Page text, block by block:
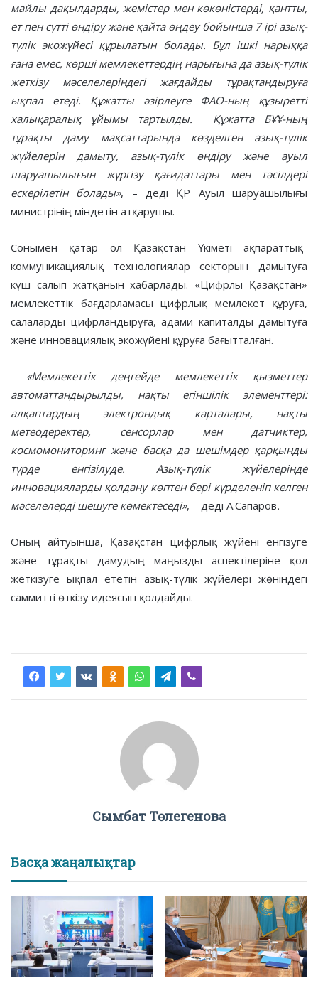
майлы дақылдарды, жемістер мен көкөністерді, қантты,
ет пен сүтті өндіру және қайта өңдеу бойынша 7 ірі азық-
түлік экожүйесі құрылатын болады. Бұл ішкі нарыққа
ғана емес, көрші мемлекеттердің нарығына да азық-түлік
жеткізу мәселелеріндегі жағдайды тұрақтандыруға
ықпал етеді.
Құжатты әзірлеуге ФАО-ның құзыретті
халықаралық ұйымы тартылды. Құжатта БҰҰ-ның
тұрақты даму мақсаттарында көзделген азық-түлік
жүйелерін дамыту, азық-түлік өндіру және ауыл
шаруашылығын жүргізу қағидаттары мен тәсілдері
ескерілетін болады», – деді ҚР Ауыл шаруашылығы
министрінің міндетін атқарушы.
Сонымен қатар ол Қазақстан Үкіметі ақпараттық-
коммуникациялық технологиялар секторын дамытуға
күш салып жатқанын хабарлады. «Цифрлы Қазақстан»
мемлекеттік бағдарламасы цифрлық мемлекет құруға,
салаларды цифрландыруға, адами капиталды дамытуға
және инновациялық экожүйені құруға бағытталған.
«Мемлекеттік деңгейде мемлекеттік қызметтер
автоматтандырылды, нақты егіншілік элементтері:
алқаптардың электрондық карталары, нақты
метеодеректер, сенсорлар мен датчиктер,
космомониторинг және басқа да шешімдер қарқынды
түрде енгізілуде. Азық-түлік жүйелерінде
инновацияларды қолдану көптен бері күрделеніп келген
мәселелерді шешуге көмектеседі», – деді А.Сапаров.
Оның айтуынша, Қазақстан цифрлық жүйені енгізуге
және тұрақты дамудың маңызды аспектілеріне қол
жеткізуге ықпал ететін азық-түлік жүйелері жөніндегі
саммитті өткізу идеясын қолдайды.
Сымбат Төлегенова
Басқа жаңалықтар